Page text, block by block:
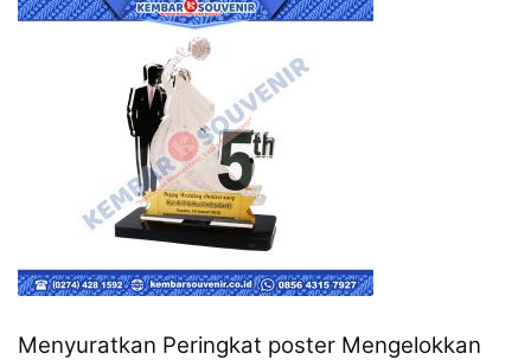
Menyuratkan Peringkat poster Mengelokkan